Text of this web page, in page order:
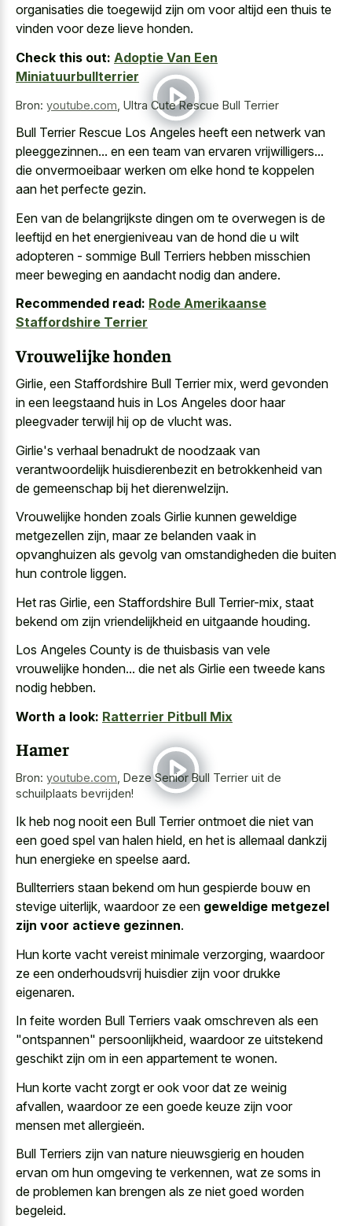
organisaties die toegewijd zijn om voor altijd een thuis te
vinden voor deze lieve honden.
Check this out: Adoptie Van Een
Miniatuurbullterrier
Bron: youtube.com Ultra Cute Rescue Bull Terrier
Bull Terrier Rescue Los Angeles heeft een netwerk van
pleeggezinnen... en een team van ervaren vrijwilligers...
die onvermoeibaar werken om elke hond te koppelen
aan het perfecte gezin.
Een van de belangrijkste dingen om te overwegen is de
leeftijd en het energieniveau van de hond die u wilt
adopteren - sommige Bull Terriers hebben misschien
meer beweging en aandacht nodig dan andere.
Recommended read: Rode Amerikaanse
Staffordshire Terrier
Vrouwelijke honden
Girlie, een Staffordshire Bull Terrier mix, werd gevonden
in een leegstaand huis in Los Angeles door haar
pleegvader terwijl hij op de vlucht was.
Girlie's verhaal benadrukt de noodzaak van
verantwoordelijk huisdierenbezit en betrokkenheid van
de gemeenschap bij het dierenwelzijn.
Vrouwelijke honden zoals Girlie kunnen geweldige
metgezellen zijn, maar ze belanden vaak in
opvanghuizen als gevolg van omstandigheden die buiten
hun controle liggen.
Het ras Girlie, een Staffordshire Bull Terrier-mix, staat
bekend om zijn vriendelijkheid en uitgaande houding.
Los Angeles County is de thuisbasis van vele
vrouwelijke honden... die net als Girlie een tweede kans
nodig hebben.
Worth a look: Ratterrier Pitbull Mix
Hamer
Bron: youtube.com Deze Senior Bull Terrier uit de
schuilplaats bevrijden!
Ik heb nog nooit een Bull Terrier ontmoet die niet van
een goed spel van halen hield , en het is allemaal dankzij
hun energieke en speelse aard.
Bullterriers staan bekend om hun gespierde bouw en
stevige uiterlijk, waardoor ze een geweldige metgezel
zijn voor actieve gezinnen.
Hun korte vacht vereist minimale verzorging, waardoor
ze een onderhoudsvrij huisdier zijn voor drukke
eigenaren.
In feite worden Bull Terriers vaak omschreven als een
"ontspannen" persoonlijkheid, waardoor ze uitstekend
geschikt zijn om in een appartement te wonen.
Hun korte vacht zorgt er ook voor dat ze weinig
afvallen, waardoor ze een goede keuze zijn voor
mensen met allergieën.
Bull Terriers zijn van nature nieuwsgierig en houden
ervan om hun omgeving te verkennen, wat ze soms in
de problemen kan brengen als ze niet goed worden
begeleid.